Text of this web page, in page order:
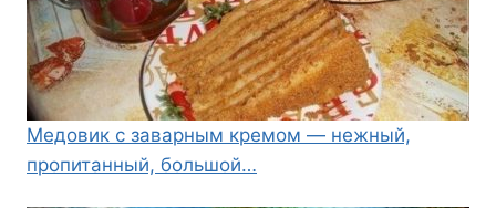
Медовик с заварным кремом — нежный,
пропитанный, большой…